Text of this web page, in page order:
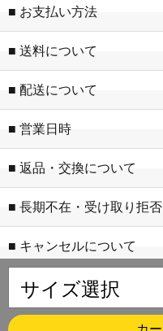
■ お支払い方法
■ 送料について
■ 配送について
■ 営業日時
■ 返品・交換について
■ 長期不在・受け取り拒否
■ キャンセルについて